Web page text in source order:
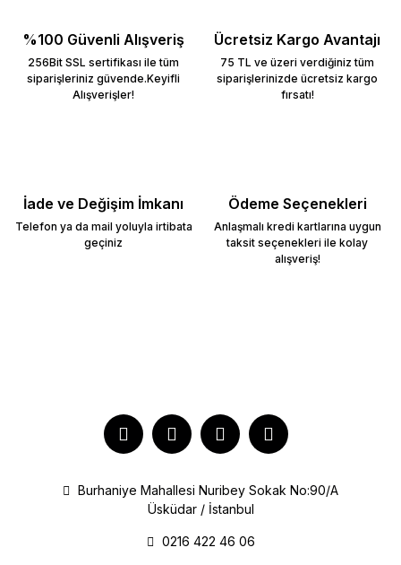
%100 Güvenli Alışveriş
256Bit SSL sertifikası ile tüm
siparişleriniz güvende.Keyifli
Alışverişler!
Ücretsiz Kargo Avantajı
75 TL ve üzeri verdiğiniz tüm
siparişlerinizde ücretsiz kargo
fırsatı!
İade ve Değişim İmkanı
Telefon ya da mail yoluyla irtibata
geçiniz
Ödeme Seçenekleri
Anlaşmalı kredi kartlarına uygun
taksit seçenekleri ile kolay
alışveriş!
Burhaniye Mahallesi Nuribey Sokak No:90/A
Üsküdar / İstanbul
0216 422 46 06